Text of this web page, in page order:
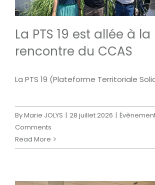
La PTS 19 est allée à la
rencontre du CCAS
La PTS 19 (Plateforme Territoriale
ByMarie JOLYS | 28 juillet 2026 |
Comments
Read More